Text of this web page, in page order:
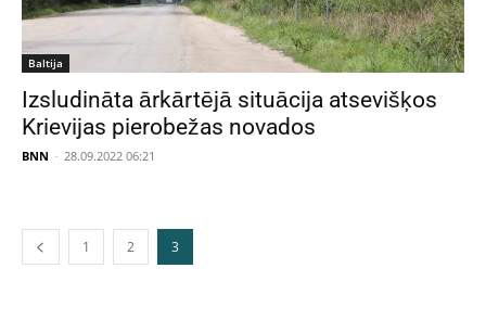
Baltija
Izsludināta ārkārtējā situācija atsevišķos
Krievijas pierobežas novados
BNN - 28.09.2022 06:21
1 2 3